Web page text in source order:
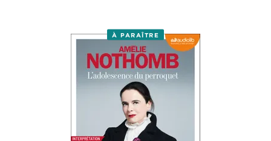
À PARAÎTRE